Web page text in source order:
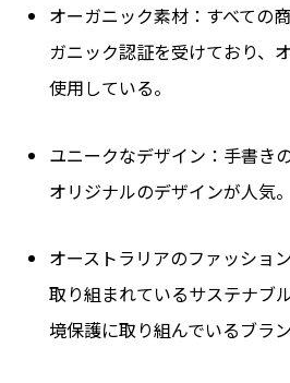
オーガニック素材：すべての
ガニック認証を受けており、
使用している。
ユニークなデザイン：手書き
オリジナルのデザインが人気。
オーストラリアのファッショ
取り組まれているサステナブ
境保護に取り組んでいるブラン